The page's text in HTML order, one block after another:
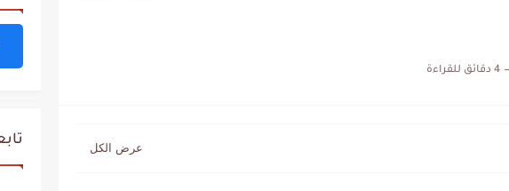
يفضح أساطير وخزعبلات نظام العسكر ويعيد قراءة...
4 دقائق للقراءة